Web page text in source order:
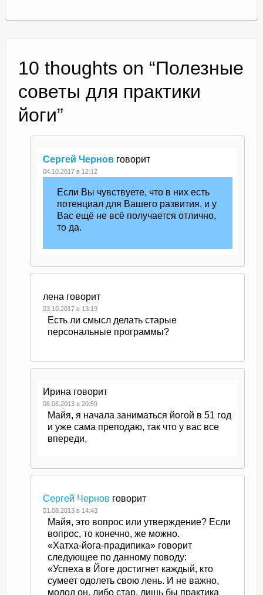
10 thoughts on “Полезные
советы для практики
йоги”
Сергей Чернов говорит
04.10.2017 в 12:12
Если Вы чувствуете, что в них есть
потенциал для Вашего развития, и у
Вас ещё не всё получается отлично,
то да.
лена говорит
03.10.2017 в 13:19
Есть ли смысл делать старые
персональные программы?
Ирина говорит
06.08.2013 в 20:59
Майя, я начала заниматься йогой в 51 год
и уже сама преподаю, так что у вас все
впереди,
Сергей Чернов говорит
01.08.2013 в 14:43
Майя, это вопрос или утверждение? Если
вопрос, то конечно, же можно.
«Хатха-йога-прадипика» говорит
следующее по данному поводу:
«Успеха в Йоге достигнет каждый, кто
сумеет одолеть свою лень. И не важно,
молод он, либо стар, лишь бы практика